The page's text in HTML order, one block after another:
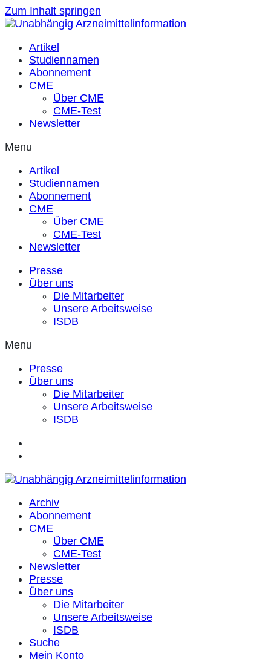
Zum Inhalt springen
Artikel
Studiennamen
Abonnement
CME
Über CME
CME-Test
Newsletter
Menu
Artikel
Studiennamen
Abonnement
CME
Über CME
CME-Test
Newsletter
Presse
Über uns
Die Mitarbeiter
Unsere Arbeitsweise
ISDB
Menu
Presse
Über uns
Die Mitarbeiter
Unsere Arbeitsweise
ISDB
Archiv
Abonnement
CME
Über CME
CME-Test
Newsletter
Presse
Über uns
Die Mitarbeiter
Unsere Arbeitsweise
ISDB
Suche
Mein Konto